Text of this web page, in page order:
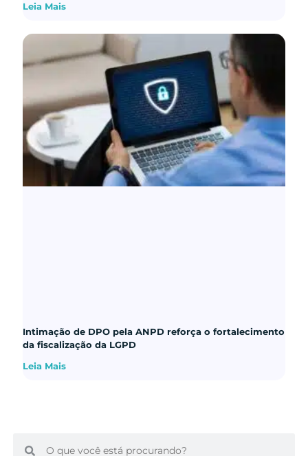
Leia Mais
Intimação de DPO pela ANPD reforça o fortalecimento
da fiscalização da LGPD
Leia Mais